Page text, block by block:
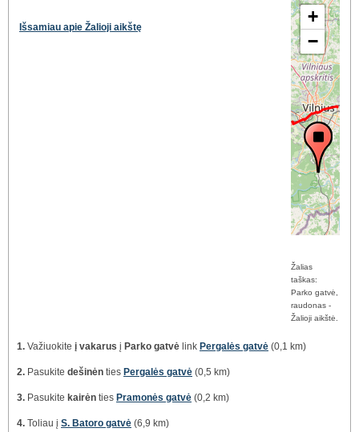
Išsamiau apie Žalioji aikštę
+
−
Žalias
taškas:
Parko gatvė,
raudonas -
Žalioji aikštė.
1. Važiuokite į vakarus į Parko gatvė link Pergalės gatvė (0,1 km)
2. Pasukite dešinėn ties Pergalės gatvė (0,5 km)
3. Pasukite kairėn ties Pramonės gatvė (0,2 km)
4. Toliau į S. Batoro gatvė (6,9 km)